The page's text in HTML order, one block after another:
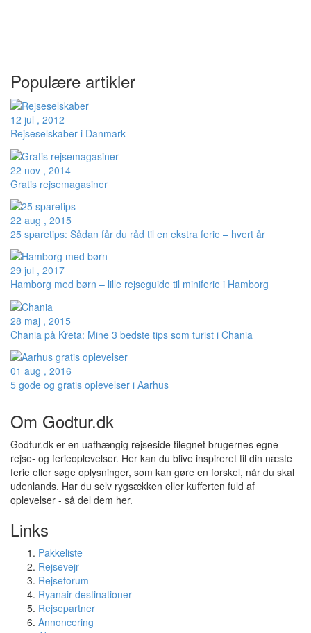
Populære artikler
12 jul , 2012
Rejseselskaber i Danmark
22 nov , 2014
Gratis rejsemagasiner
22 aug , 2015
25 sparetips: Sådan får du råd til en ekstra ferie – hvert år
29 jul , 2017
Hamborg med børn – lille rejseguide til miniferie i Hamborg
28 maj , 2015
Chania på Kreta: Mine 3 bedste tips som turist i Chania
01 aug , 2016
5 gode og gratis oplevelser i Aarhus
Om Godtur.dk
Godtur.dk er en uafhængig rejseside tilegnet brugernes egne
rejse- og ferieoplevelser. Her kan du blive inspireret til din næste
ferie eller søge oplysninger, som kan gøre en forskel, når du skal
udenlands. Har du selv rygsækken eller kufferten fuld af
oplevelser - så del dem her.
Links
Pakkeliste
Rejsevejr
Rejseforum
Ryanair destinationer
Rejsepartner
Annoncering